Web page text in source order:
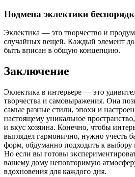
Подмена эклектики
Эклектика — это творчество и
случайных вещей. Каждый элемент
быть вписан в общую концепцию.
Заключение
Эклектика в интерьере — это
творчества и самовыражения. Она
самые разные стили, эпохи и
настоящему уникальное
и вкус хозяина. Конечно, чтобы
выглядел гармонично, нужно учесть
форм, обдуманно подходить к выбору
Но если вы готовы
вашему дому неповторимую
вдохновения для каждого дня.